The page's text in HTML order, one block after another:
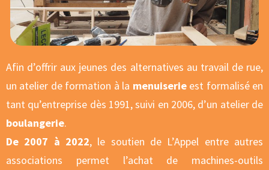
Afin d’offrir aux jeunes des alternatives au travail de rue,
un atelier de formation à la menuiserieest formalisé en
tant qu’entreprise dès 1991, suivi en 2006, d’un atelier de
boulangerie.
De 2007 à 2022, le soutien de L’Appel entre autres
associations permet l’achat de machines-outils